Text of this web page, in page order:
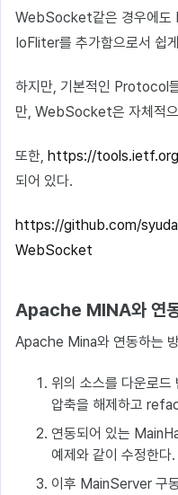
WebSocket같은 경우에도
IoFliter를 추가함으로서 쉽
하지만, 기본적인 Protocol
만, WebSocket은 자체적
또한, https://
되어 있다.
https://github.com/
WebSocket
Apache MINA와 연동
Apache Mina와 연동하는
위의 소스를 다운로드
압축을 해제하고
연동되어 있는
예제와 같이 수정한다.
이후 MainServer 구